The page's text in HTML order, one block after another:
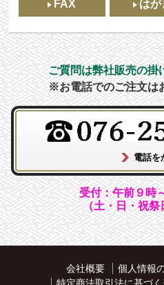
FAX
はが
ご質問は弊社販売の掛
※お電話でのご注文は
受付：午前９時
（土・日・祝祭
会社概要
個人情報
特定商法取引法に基づ